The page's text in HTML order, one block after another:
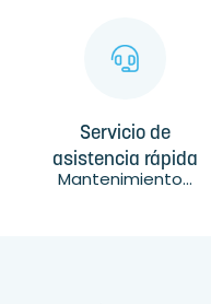
Servicio de
asistencia rápida
Mantenimiento...